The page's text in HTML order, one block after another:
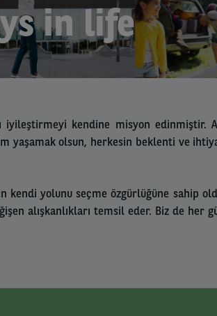
in life
kendine misyon edinmiştir.
yaşamak olsun, herkesin beklenti ve
kendi yolunu seçme özgürlüğüne sahip
alışkanlıkları temsil eder. Biz de her